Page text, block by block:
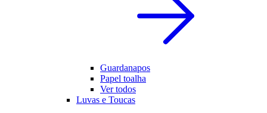
Guardanapos
Papel toalha
Ver todos
Luvas e Toucas